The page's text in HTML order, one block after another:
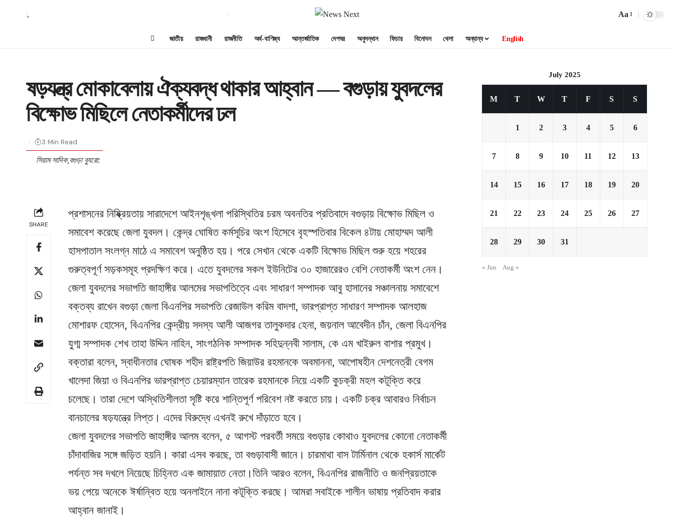
, Aa
জাতীয় রাজধানী রাজনীতি অর্থ-বাণিজ্য আন্তর্জাতিক দেশঘর অনুসন্ধান ফিচার বিনোদন খেলা অন্যান্য English
ষড়যন্ত্র মোকাবেলায় ঐক্যবদ্ধ থাকার আহ্বান — বগুড়ায় যুবদলের
বিক্ষোভ মিছিলে নেতাকর্মীদের ঢল
সিয়াম সাদিক,বগুড়া ব্যুরো:
3 Min Read
SHARE
প্রশাসনের নিষ্ক্রিয়তায় সারাদেশে আইনশৃঙ্খলা পরিস্থিতির চরম অবনতির প্রতিবাদে বগুড়ায় বিক্ষোভ মিছিল ও
সমাবেশ করেছে জেলা যুবদল। কেন্দ্র ঘোষিত কর্মসূচির অংশ হিসেবে বৃহস্পতিবার বিকেল ৪টায় মোহাম্মদ আলী
হাসপাতাল সংলগ্ন মাঠে এ সমাবেশ অনুষ্ঠিত হয়। পরে সেখান থেকে একটি বিক্ষোভ মিছিল শুরু হয়ে শহরের
গুরুত্বপূর্ণ সড়কসমূহ প্রদক্ষিণ করে। এতে যুবদলের সকল ইউনিটের ৩০ হাজারেরও বেশি নেতাকর্মী অংশ নেন।
জেলা যুবদলের সভাপতি জাহাঙ্গীর আলমের সভাপতিত্বে এবং সাধারণ সম্পাদক আবু হাসানের সঞ্চালনায় সমাবেশে
বক্তব্য রাখেন বগুড়া জেলা বিএনপির সভাপতি রেজাউল করিম বাদশা, ভারপ্রাপ্ত সাধারণ সম্পাদক আলহাজ
মোশারফ হোসেন, বিএনপির কেন্দ্রীয় সদস্য আলী আজগর তালুকদার হেনা, জয়নাল আবেদীন চাঁন, জেলা বিএনপির
যুগ্ম সম্পাদক শেখ তাহা উদ্দিন নাহিন, সাংগঠনিক সম্পাদক সহিদুন্নবী সালাম, কে এম খাইরুল বাশার প্রমুখ।
বক্তারা বলেন, স্বাধীনতার ঘোষক শহীদ রাষ্ট্রপতি জিয়াউর রহমানকে অবমাননা, আপোষহীন দেশনেত্রী বেগম
খালেদা জিয়া ও বিএনপির ভারপ্রাপ্ত চেয়ারম্যান তারেক রহমানকে নিয়ে একটি কুচক্রী মহল কটূক্তি করে
চলেছে। তারা দেশে অস্থিতিশীলতা সৃষ্টি করে শান্তিপূর্ণ পরিবেশ নষ্ট করতে চায়। একটি চক্র আবারও নির্বাচন
বানচালের ষড়যন্ত্রে লিপ্ত। এদের বিরুদ্ধে এখনই রুখে দাঁড়াতে হবে।
জেলা যুবদলের সভাপতি জাহাঙ্গীর আলম বলেন, ৫ আগস্ট পরবর্তী সময়ে বগুড়ার কোথাও যুবদলের কোনো নেতাকর্মী
চাঁদাবাজির সঙ্গে জড়িত হয়নি। কারা এসব করছে, তা বগুড়াবাসী জানে। চারমাথা বাস টার্মিনাল থেকে হকার্স মার্কেট
পর্যন্ত সব দখলে নিয়েছে চিহ্নিত এক জামায়াত নেতা।তিনি আরও বলেন, বিএনপির রাজনীতি ও জনপ্রিয়তাকে
ভয় পেয়ে অনেকে ঈর্ষান্বিত হয়ে অনলাইনে নানা কটূক্তি করছে। আমরা সবাইকে শালীন ভাষায় প্রতিবাদ করার
আহ্বান জানাই।
July 2025
M T W T F S S
1 2 3 4 5 6
7 8 9 10 11 12 13
14 15 16 17 18 19 20
21 22 23 24 25 26 27
28 29 30 31
« Jun Aug »